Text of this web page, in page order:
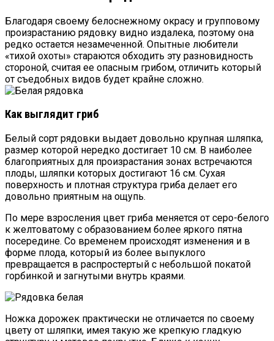
Благодаря своему белоснежному окрасу и групповому
произрастанию рядовку видно издалека, поэтому она
редко остается незамеченной. Опытные любители
«тихой охоты» стараются обходить эту разновидность
стороной, считая ее опасным грибом, отличить который
от съедобных видов будет крайне сложно.
Как выглядит гриб
Белый сорт рядовки выдает довольно крупная шляпка,
размер которой нередко достигает 10 см. В наиболее
благоприятных для произрастания зонах встречаются
плоды, шляпки которых достигают 16 см. Сухая
поверхность и плотная структура гриба делает его
довольно приятным на ощупь.
По мере взросления цвет гриба меняется от серо-белого
к желтоватому с образованием более яркого пятна
посередине. Со временем происходят изменения и в
форме плода, который из более выпуклого
превращается в распростертый с небольшой покатой
горбинкой и загнутыми внутрь краями.
Ножка дорожек практически не отличается по своему
цвету от шляпки, имея такую же крепкую гладкую